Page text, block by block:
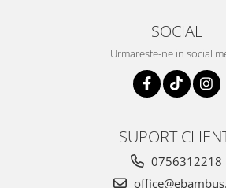
SOCIAL
Urmareste-ne in social
SUPORT
0756312218